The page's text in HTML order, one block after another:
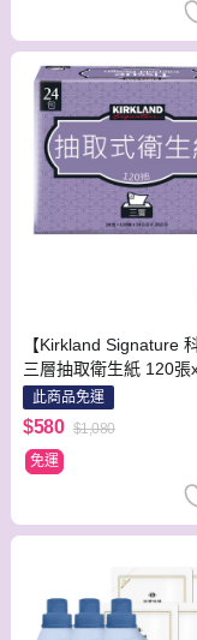
【Kirkland Signature
三層抽取衛生紙 120張
1串
此商品免運
$580 $1,080
免運